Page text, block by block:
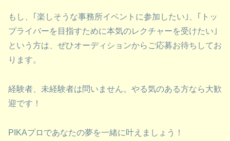
もし、｢楽しそうな事務所イベントに参加したい｣、｢トッ
プライバーを目指すために本気のレクチャーを受けたい｣
という方は、ぜひオーディションからご応募お待ちしてお
ります。
経験者、未経験者は問いません。やる気のある方なら大歓
迎です！
PIKAプロであなたの夢を一緒に叶えましょう！